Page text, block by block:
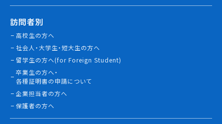
訪問者別
高校生の方へ
社会人・大学生・短大生の方へ
留学生の方へ(for Foreign Student)
卒業生の方へ・
各種証明書の申請について
企業担当者の方へ
保護者の方へ